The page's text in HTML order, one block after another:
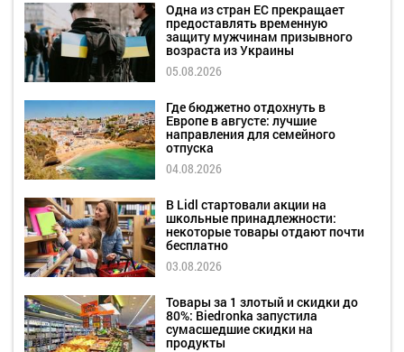
Одна из стран ЕС прекращает
предоставлять временную
защиту мужчинам призывного
возраста из Украины
05.08.2026
Где бюджетно отдохнуть в
Европе в августе: лучшие
направления для семейного
отпуска
04.08.2026
В Lidl стартовали акции на
школьные принадлежности:
некоторые товары отдают почти
бесплатно
03.08.2026
Товары за 1 злотый и скидки до
80%: Biedronka запустила
сумасшедшие скидки на
продукты